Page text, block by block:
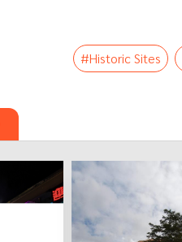
#Historic Sites